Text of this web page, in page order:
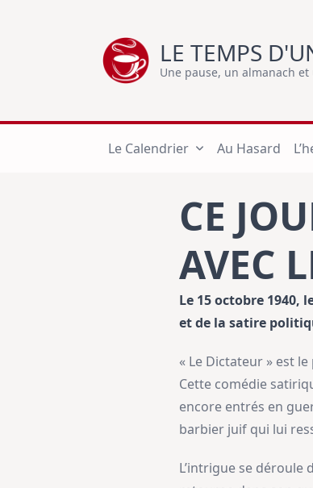
LE TEMPS
Une pause, un almanach
Le Calendrier Au Hasard
CE
AVEC
Le 15 octobre
et de la satire
« Le Dictateur » est
Cette comédie
encore entrés en
barbier juif qui lui
L’intrigue se déroule